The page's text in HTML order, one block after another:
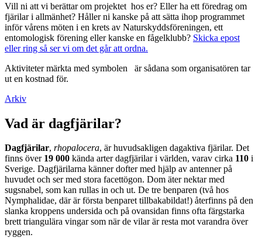
Vill ni att vi berättar om projektet hos er? Eller ha ett föredrag om
fjärilar i allmänhet? Håller ni kanske på att sätta ihop programmet
inför vårens möten i en krets av Naturskyddsföreningen, ett
entomologisk förening eller kanske en fågelklubb? Skicka epost
eller ring så ser vi om det går att ordna.
Aktiviteter märkta med symbolen
är sådana som organisatören tar
ut en kostnad för.
Arkiv
Vad är dagfjärilar?
Dagfjärilar, rhopalocera, är huvudsakligen dagaktiva fjärilar. Det
finns över 19 000 kända arter dagfjärilar i världen, varav cirka 110 i
Sverige. Dagfjärilarna känner dofter med hjälp av antenner på
huvudet och ser med stora facettögon. Dom äter nektar med
sugsnabel, som kan rullas in och ut. De tre benparen (två hos
Nymphalidae, där är första benparet tillbakabildat!) återfinns på den
slanka kroppens undersida och på ovansidan finns ofta färgstarka
brett triangulära vingar som när de vilar är resta mot varandra över
ryggen.